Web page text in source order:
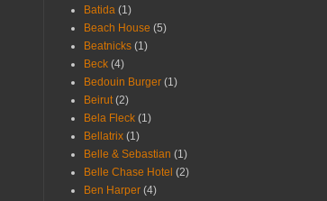
Batida (1)
Beach House (5)
Beatnicks (1)
Beck (4)
Bedouin Burger (1)
Beirut (2)
Bela Fleck (1)
Bellatrix (1)
Belle & Sebastian (1)
Belle Chase Hotel (2)
Ben Harper (4)